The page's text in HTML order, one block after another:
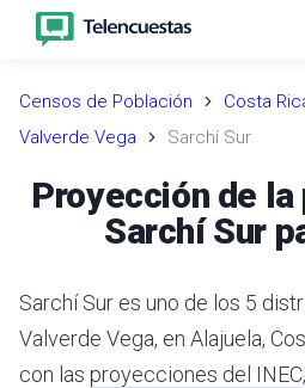
Censos de Población Costa
Valverde Vega
Sarchí Sur
Proyección de
Sarchí Sur
Sarchí Sur es uno de los 5
Valverde Vega, en Alajuela,
con las proyecciones del INEC,